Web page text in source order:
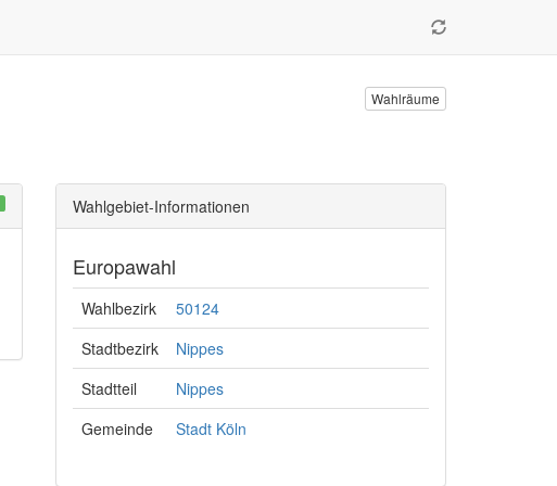
Wahlräume
Wahlgebiet-Informationen
Europawahl
Wahlbezirk
50124
Stadtbezirk
Nippes
Stadtteil
Nippes
Gemeinde
Stadt Köln